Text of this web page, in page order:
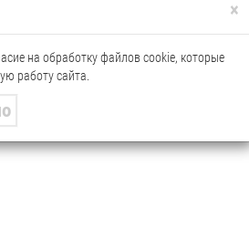
узнаете об особенностях
×
на обработку файлов cookie, которые
работу сайта.